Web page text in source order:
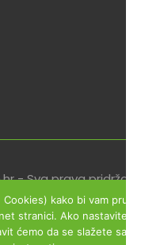
- Sva prava pridržana
Zaštita podataka
plaćanja
kako bi vam pružili
stranici. Ako nastavite
ćemo da se slažete sa